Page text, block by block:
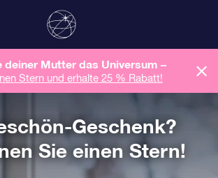
deiner Mutter das Universum –
Stern und erhalte 25 % Rabatt!
Geschenk?
Sie einen Stern!